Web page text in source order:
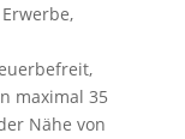
maximal 35
Nähe von